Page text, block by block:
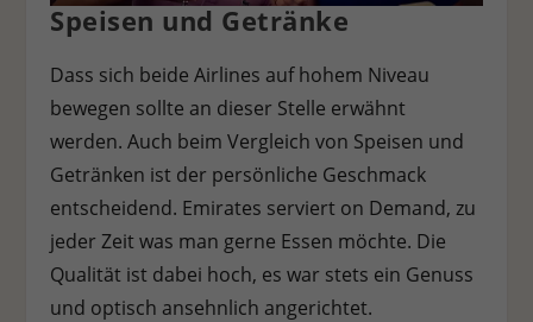
Speisen und Getränke
Dass sich beide Airlines auf hohem Niveau
bewegen sollte an dieser Stelle erwähnt
werden. Auch beim Vergleich von Speisen und
Getränken ist der persönliche Geschmack
entscheidend. Emirates serviert on Demand, zu
jeder Zeit was man gerne Essen möchte. Die
Qualität ist dabei hoch, es war stets ein Genuss
und optisch ansehnlich angerichtet.